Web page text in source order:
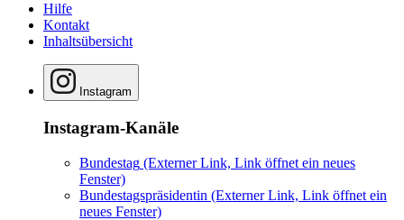
Hilfe
Kontakt
Inhaltsübersicht
Instagram
Instagram-Kanäle
Bundestag (Externer Link, Link öffnet ein neues
Fenster)
Bundestagspräsidentin (Externer Link, Link öffnet ein
neues Fenster)